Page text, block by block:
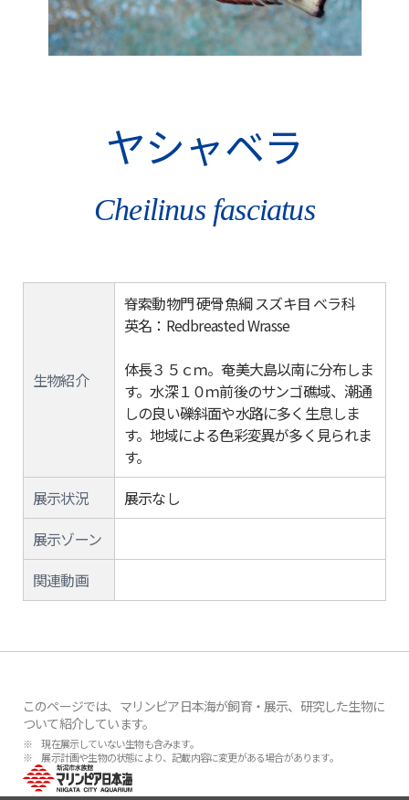
ヤシャベラ
Cheilinus fasciatus
生物紹介
脊索動物門 硬骨魚綱 スズキ目 ベラ科
英名：Redbreasted Wrasse
体長３５ｃｍ。奄美大島以南に分布しま
す。水深１０ｍ前後のサンゴ礁域、潮通
しの良い礫斜面や水路に多く生息しま
す。地域による色彩変異が多く見られま
す。
展示状況
展示なし
展示ゾーン
関連動画
このページでは、マリンピア日本海が飼育・展示、研究した生物に
ついて紹介しています。
※ 現在展示していない生物も含みます。
※ 展示計画や生物の状態により、記載内容に変更がある場合があります。